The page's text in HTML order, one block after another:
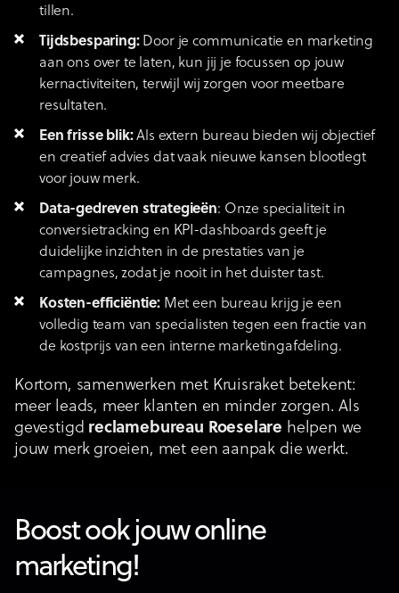
tillen.
Tijdsbesparing:Door je communicatie en marketing
aan ons over te laten, kun jij je focussen op jouw
kernactiviteiten, terwijl wij zorgen voor meetbare
resultaten.
Een frisse blik:Als extern bureau bieden wij objectief
en creatief advies dat vaak nieuwe kansen blootlegt
voor jouw merk.
Data-gedreven strategieën: Onze specialiteit in
conversietracking en KPI-dashboards geeft je
duidelijke inzichten in de prestaties van je
campagnes, zodat je nooit in het duister tast.
Kosten-efficiëntie:Met een bureau krijg je een
volledig team van specialisten tegen een fractie van
de kostprijs van een interne marketingafdeling.
Kortom, samenwerken met Kruisraket betekent:
meer leads, meer klanten en minder zorgen. Als
gevestigd reclamebureau Roeselare helpen we
jouw merk groeien, met een aanpak die werkt.
Boost ook jouw online
marketing!